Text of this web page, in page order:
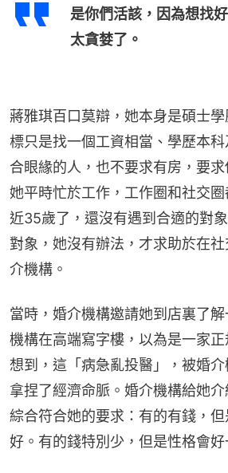
是你們活該，因為想找
太貪婪了。
蔣雅琪百口莫辯，她本身是碩士
標只是找一個工資相當、學歷本
合眼緣的人，也不要求有房，要求
她平時忙於工作，工作圈和社交
近35歲了，還沒有遇到合適的對
對象，她沒有辦法，才求助於在
介機構。
當時，婚介機構邀請她到店裏了
機構在高端寫字樓，以為是一家
想到，這「病急亂投醫」，被婚介
拿捏了經濟命脈。婚介機構給她
綜合符合她的要求：有的有錢，
好。有的錢特別少，但是性格會好